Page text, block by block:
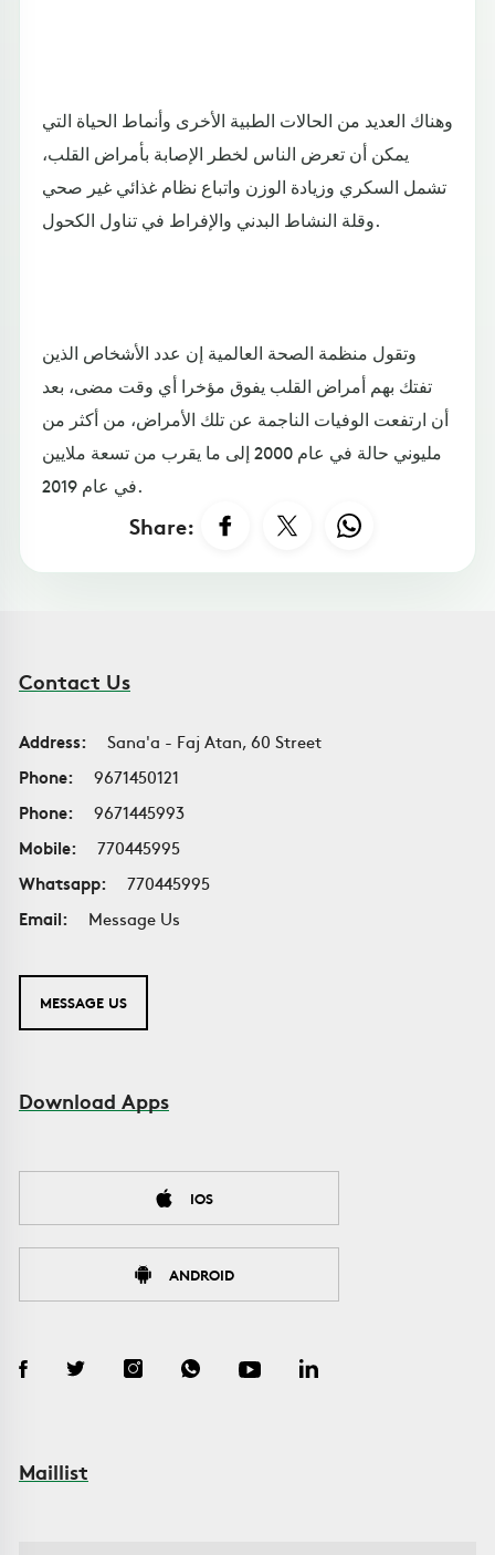
وهناك العديد من الحالات الطبية الأخرى وأنماط الحياة التي
يمكن أن تعرض الناس لخطر الإصابة بأمراض القلب،
تشمل السكري وزيادة الوزن واتباع نظام غذائي غير صحي
وقلة النشاط البدني والإفراط في تناول الكحول.
وتقول منظمة الصحة العالمية إن عدد الأشخاص الذين
تفتك بهم أمراض القلب يفوق مؤخرا أي وقت مضى، بعد
أن ارتفعت الوفيات الناجمة عن تلك الأمراض، من أكثر من
مليوني حالة في عام 2000 إلى ما يقرب من تسعة ملايين
في عام 2019.
Share:
Contact Us
Address:
Sana'a - Faj Atan, 60 Street
Phone:
9671450121
Phone:
9671445993
Mobile:
770445995
Whatsapp:
770445995
Email:
Message Us
MESSAGE US
Download Apps
IOS
ANDROID
Maillist